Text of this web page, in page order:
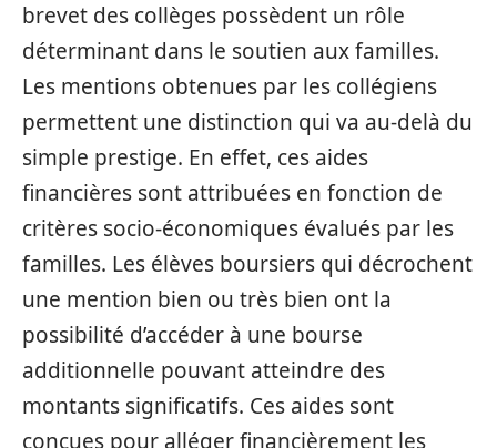
brevet des collèges possèdent un rôle
déterminant dans le soutien aux familles.
Les mentions obtenues par les collégiens
permettent une distinction qui va au-delà du
simple prestige. En effet, ces aides
financières sont attribuées en fonction de
critères socio-économiques évalués par les
familles. Les élèves boursiers qui décrochent
une mention bien ou très bien ont la
possibilité d’accéder à une bourse
additionnelle pouvant atteindre des
montants significatifs. Ces aides sont
conçues pour alléger financièrement les